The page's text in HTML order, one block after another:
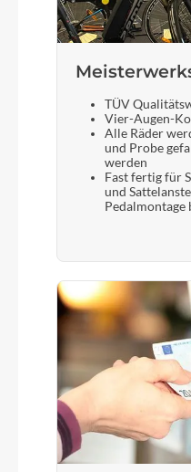
TÜV
Vier-Augen-
Alle Räder
und Probe
werden
Fast fertig für
und
Pedalmontage